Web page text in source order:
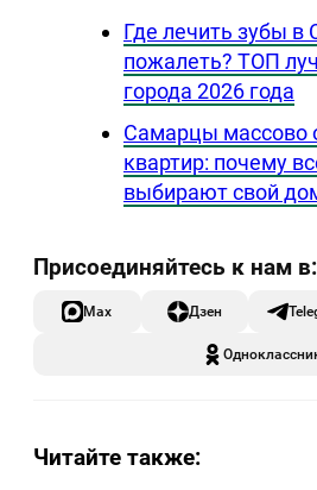
Где лечить зубы в
пожалеть? ТОП
города 2026 года
Самарцы массово
квартир: почему
выбирают свой
Max Дзен
Читайте также: